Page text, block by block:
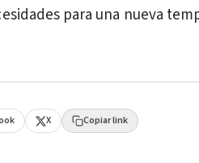
para una nueva
X Copiar link